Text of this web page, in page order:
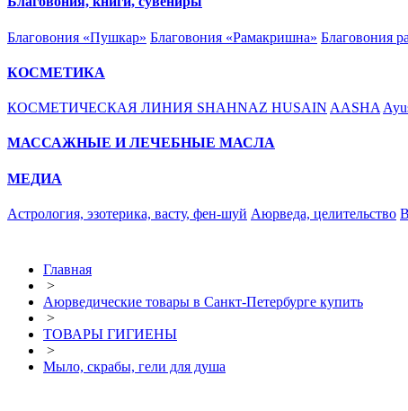
Благовония «Пушкар» Благовония «Рамакришна» Благовония
КОСМЕТИКА
КОСМЕТИЧЕСКАЯ ЛИНИЯ SHAHNAZ HUSAIN AASHA
МАССАЖНЫЕ И ЛЕЧЕБНЫЕ МАСЛА
МЕДИА
Астрология, эзотерика, васту, фен-шуй Аюрведа, целительство
Главная
>
Аюрведические товары в Санкт-Петербурге купить
>
ТОВАРЫ ГИГИЕНЫ
>
Мыло, скрабы, гели для душа